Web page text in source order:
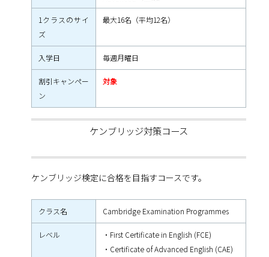
1クラスのサイ
ズ
最大16名（平均12名）
入学日 毎週月曜日
割引キャンペー
ン
対象
ケンブリッジ対策コース
ケンブリッジ検定に合格を目指すコースです。
クラス名 Cambridge Examination Programmes
レベル
・First Certificate in English (FCE)
・Certificate of Advanced English (CAE)